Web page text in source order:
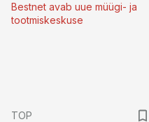
Bestnet avab uue müügi- ja
tootmiskeskuse
TOP